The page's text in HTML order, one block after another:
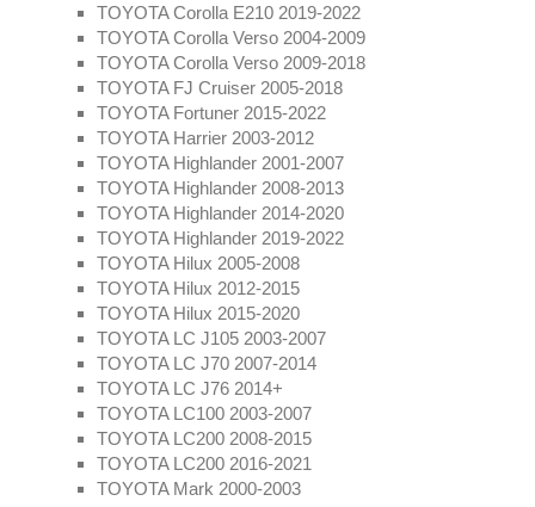
TOYOTA Corolla E210 2019-2022
TOYOTA Corolla Verso 2004-2009
TOYOTA Corolla Verso 2009-2018
TOYOTA FJ Cruiser 2005-2018
TOYOTA Fortuner 2015-2022
TOYOTA Harrier 2003-2012
TOYOTA Highlander 2001-2007
TOYOTA Highlander 2008-2013
TOYOTA Highlander 2014-2020
TOYOTA Highlander 2019-2022
TOYOTA Hilux 2005-2008
TOYOTA Hilux 2012-2015
TOYOTA Hilux 2015-2020
TOYOTA LC J105 2003-2007
TOYOTA LC J70 2007-2014
TOYOTA LC J76 2014+
TOYOTA LC100 2003-2007
TOYOTA LC200 2008-2015
TOYOTA LC200 2016-2021
TOYOTA Mark 2000-2003